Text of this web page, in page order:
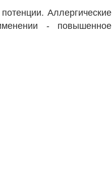
Аллергические
- повышенное